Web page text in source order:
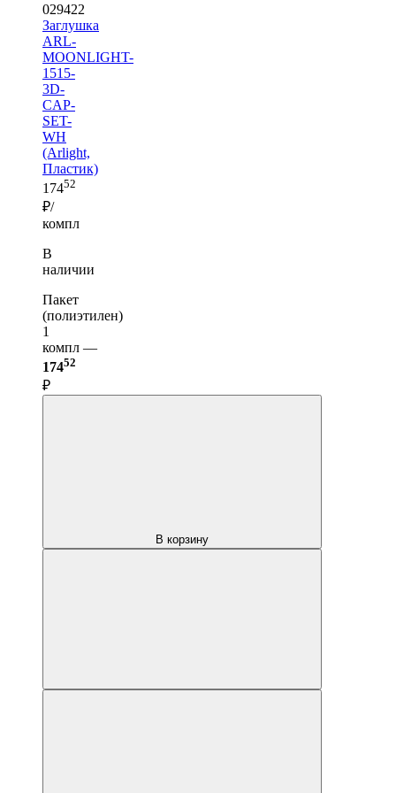
029422
Заглушка
ARL-
MOONLIGHT-
1515-
3D-
CAP-
SET-
WH
(Arlight,
Пластик)
17452
₽/
компл
В
наличии
Пакет
(полиэтилен)
1
компл —
17452
₽
В корзину